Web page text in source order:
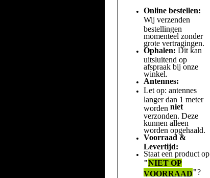
Online bestellen:
Wij verzenden
bestellingen
momenteel zonder
grote vertragingen.
Ophalen: Dit kan
uitsluitend op
afspraak bij onze
winkel.
Antennes:
Let op: antennes
langer dan 1 meter
worden niet
verzonden. Deze
kunnen alleen
worden opgehaald.
Voorraad &
Levertijd:
Staat een product op
"NIET OP
VOORRAAD"?